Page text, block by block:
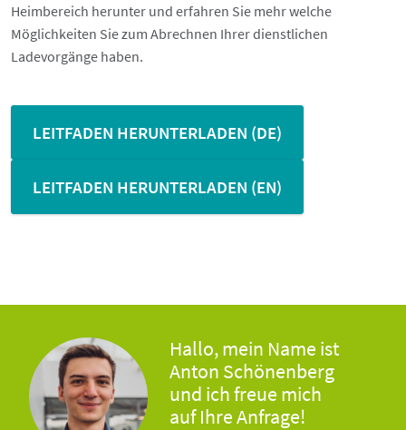
Heimbereich herunter und erfahren Sie mehr welche
Möglichkeiten Sie zum Abrechnen Ihrer dienstlichen
Ladevorgänge haben.
LEITFADEN HERUNTERLADEN (DE)
LEITFADEN HERUNTERLADEN (EN)
Hallo, mein Name ist
Anton Schönenberg
und ich freue mich
auf Ihre Anfrage!